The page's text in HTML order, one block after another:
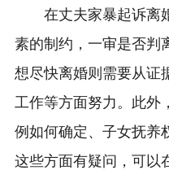
在丈夫家暴起诉离
素的制约，一审是否判
想尽快离婚则需要从证
工作等方面努力。此外
例如何确定、子女抚养
这些方面有疑问，可以